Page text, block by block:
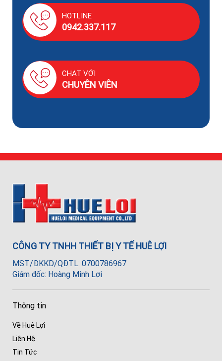
HOTLINE
0942.337.117
CHAT VỚI
CHUYÊN VIÊN
CÔNG TY TNHH THIẾT BỊ Y TẾ HUÊ LỢI
MST/ĐKKD/QĐTL: 0700786967
Giám đốc: Hoàng Minh Lợi
Thông tin
Về Huê Lợi
Liên Hệ
Tin Tức